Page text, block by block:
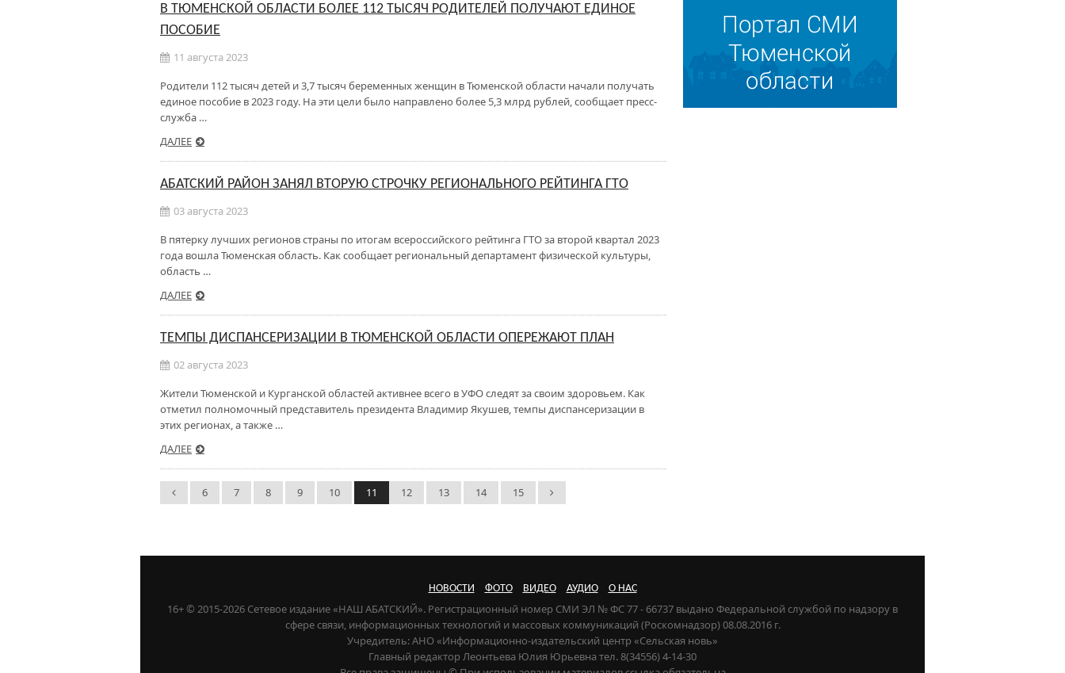
В ТЮМЕНСКОЙ ОБЛАСТИ БОЛЕЕ 112 ТЫСЯЧ РОДИТЕЛЕЙ ПОЛУЧАЮТ ЕДИНОЕ
ПОСОБИЕ
11 августа 2023
Родители 112 тысяч детей и 3,7 тысяч беременных женщин в Тюменской области начали получать
единое пособие в 2023 году. На эти цели было направлено более 5,3 млрд рублей, сообщает пресс-
служба …
ДАЛЕЕ
АБАТСКИЙ РАЙОН ЗАНЯЛ ВТОРУЮ СТРОЧКУ РЕГИОНАЛЬНОГО РЕЙТИНГА ГТО
03 августа 2023
В пятерку лучших регионов страны по итогам всероссийского рейтинга ГТО за второй квартал 2023
года вошла Тюменская область. Как сообщает региональный департамент физической культуры,
область …
ДАЛЕЕ
ТЕМПЫ ДИСПАНСЕРИЗАЦИИ В ТЮМЕНСКОЙ ОБЛАСТИ ОПЕРЕЖАЮТ ПЛАН
02 августа 2023
Жители Тюменской и Курганской областей активнее всего в УФО следят за своим здоровьем. Как
отметил полномочный представитель президента Владимир Якушев, темпы диспансеризации в
этих регионах, а также …
ДАЛЕЕ
6 7 8 9 10 11 12 13 14 15
НОВОСТИ ФОТО ВИДЕО АУДИО О НАС
16+ © 2015-2026 Сетевое издание «НАШ АБАТСКИЙ». Регистрационный номер СМИ ЭЛ № ФС 77 - 66737 выдано Федеральной службой по надзору в
сфере связи, информационных технологий и массовых коммуникаций (Роскомнадзор) 08.08.2016 г.
Учредитель: АНО «Информационно-издательский центр «Сельская новь»
Главный редактор Леонтьева Юлия Юрьевна тел. 8(34556) 4-14-30